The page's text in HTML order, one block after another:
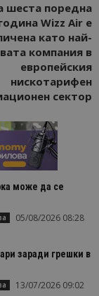
шеста поредна
Wizz Air е
като най-
компания в
европейския
нискотарифен
сектор
може да се
05/08/2026 08:28
заради грешки в
13/07/2026 09:02